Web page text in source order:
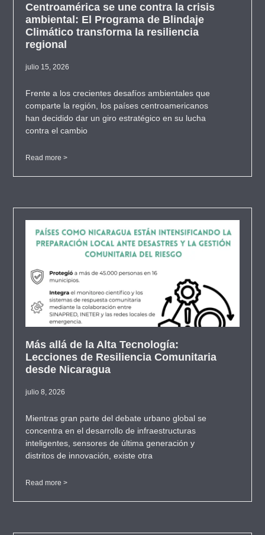
Centroamérica se une contra la crisis
ambiental: El Programa de Blindaje
Climático transforma la resiliencia
regional
julio 15, 2026
Frente a los crecientes desafíos ambientales que
comparte la región, los países centroamericanos
han decidido dar un giro estratégico en su lucha
contra el cambio
Read more >
Más allá de la Alta Tecnología:
Lecciones de Resiliencia Comunitaria
desde Nicaragua
julio 8, 2026
Mientras gran parte del debate urbano global se
concentra en el desarrollo de infraestructuras
inteligentes, sensores de última generación y
distritos de innovación, existe otra
Read more >